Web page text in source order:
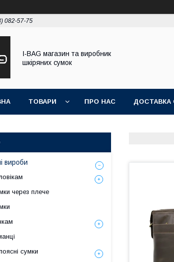
082-57-75
I-BAG магазин та виробник
шкіряних сумок
ТОВАРИ ПРО НАС ДОСТАВКА
вироби
через плече
сумки